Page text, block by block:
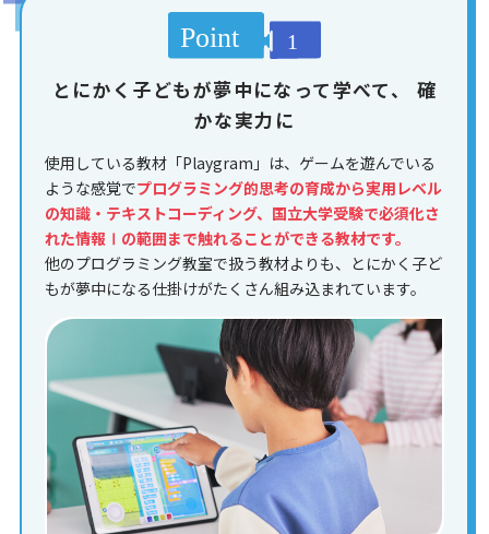
とにかく子どもが夢中になって学べて、
確
かな実力に
使用している教材「Playgram」は、ゲームを遊んでいる
ような感覚でプログラミング的思考の育成から実用レベル
の知識・テキストコーディング、国立大学受験で必須化さ
れた情報Ⅰの範囲まで触れることができる教材です。
他のプログラミング教室で扱う教材よりも、とにかく子ど
もが夢中になる仕掛けがたくさん組み込まれています。